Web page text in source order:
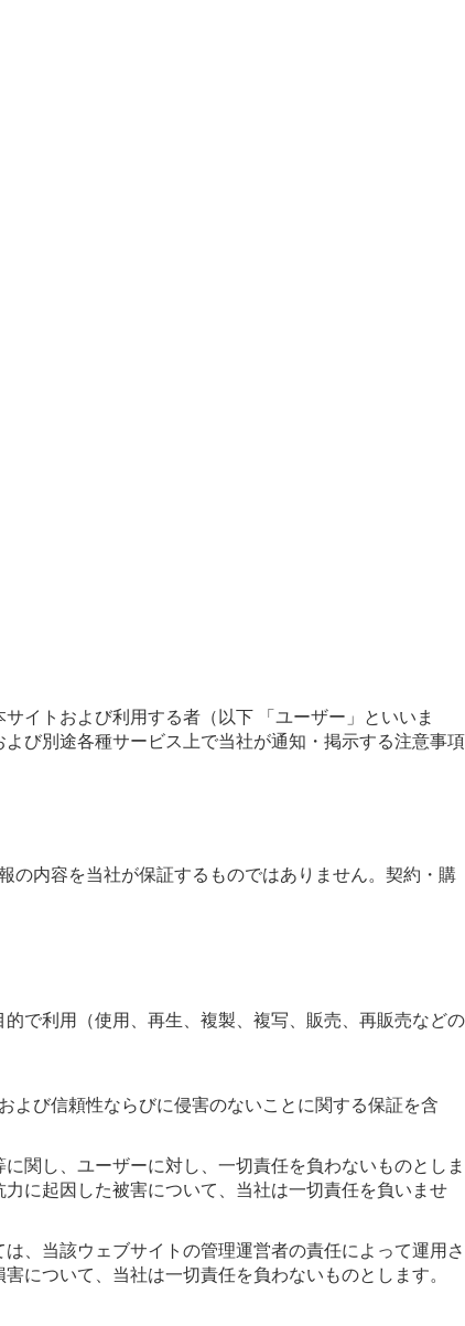
イトおよび利用する者（以下 「ユーザー」といいま
び別途各種サービス上で当社が通知・掲示する注意事項
の内容を当社が保証するものではありません。契約・購
で利用（使用、再生、複製、複写、販売、再販売などの
よび信頼性ならびに侵害のないことに関する保証を含
関し、ユーザーに対し、一切責任を負わないものとしま
に起因した被害について、当社は一切責任を負いませ
、当該ウェブサイトの管理運営者の責任によって運用さ
について、当社は一切責任を負わないものとします。